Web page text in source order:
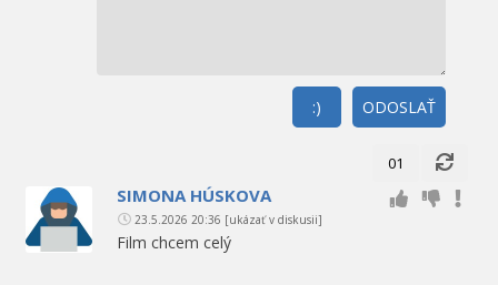
ODOSLAŤ
:)
01
SIMONA HÚSKOVA
23.5.2026 20:36 [ukázať v diskusii]
Film chcem celý